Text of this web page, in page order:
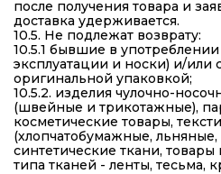
после получения товара и
доставка удерживается.
10.5. Не подлежат возврату:
10.5.1 бывшие в
эксплуатации и носки) и/
оригинальной упаковкой;
10.5.2. изделия чулочно-
(швейные и трикотажные),
косметические товары,
(хлопчатобумажные,
синтетические ткани,
типа тканей - ленты, тесьма,